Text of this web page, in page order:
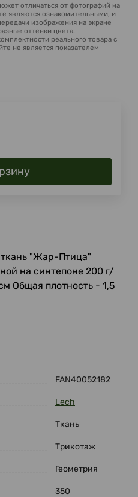
отличаться от фотографий на
являются ознакомительными, и
изображения на экране
оттенки цвета.
реального товара с
не является показателем
ткань "Жар-Птица"
на синтепоне 200 г/
Общая плотность - 1,5
FAN40052182
Lech
Ткань
Трикотаж
Геометрия
350